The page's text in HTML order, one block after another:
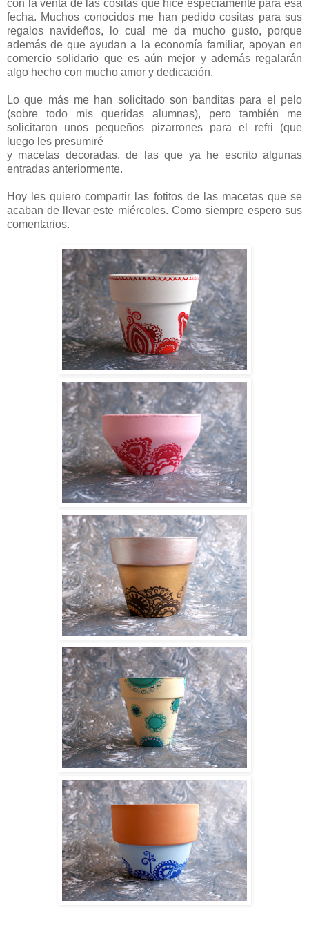
con la venta de las cositas que hice especiamente para esa
fecha. Muchos conocidos me han pedido cositas para sus
regalos navideños, lo cual me da mucho gusto, porque
además de que ayudan a la economía familiar, apoyan en
comercio solidario que es aún mejor y además regalarán
algo hecho con mucho amor y dedicación.
Lo que más me han solicitado son banditas para el pelo
(sobre todo mis queridas alumnas), pero también me
solicitaron unos pequeños pizarrones para el refri (que
luego les presumiré
y macetas decoradas, de las que ya he escrito algunas
entradas anteriormente.
Hoy les quiero compartir las fotitos de las macetas que se
acaban de llevar este miércoles. Como siempre espero sus
comentarios.